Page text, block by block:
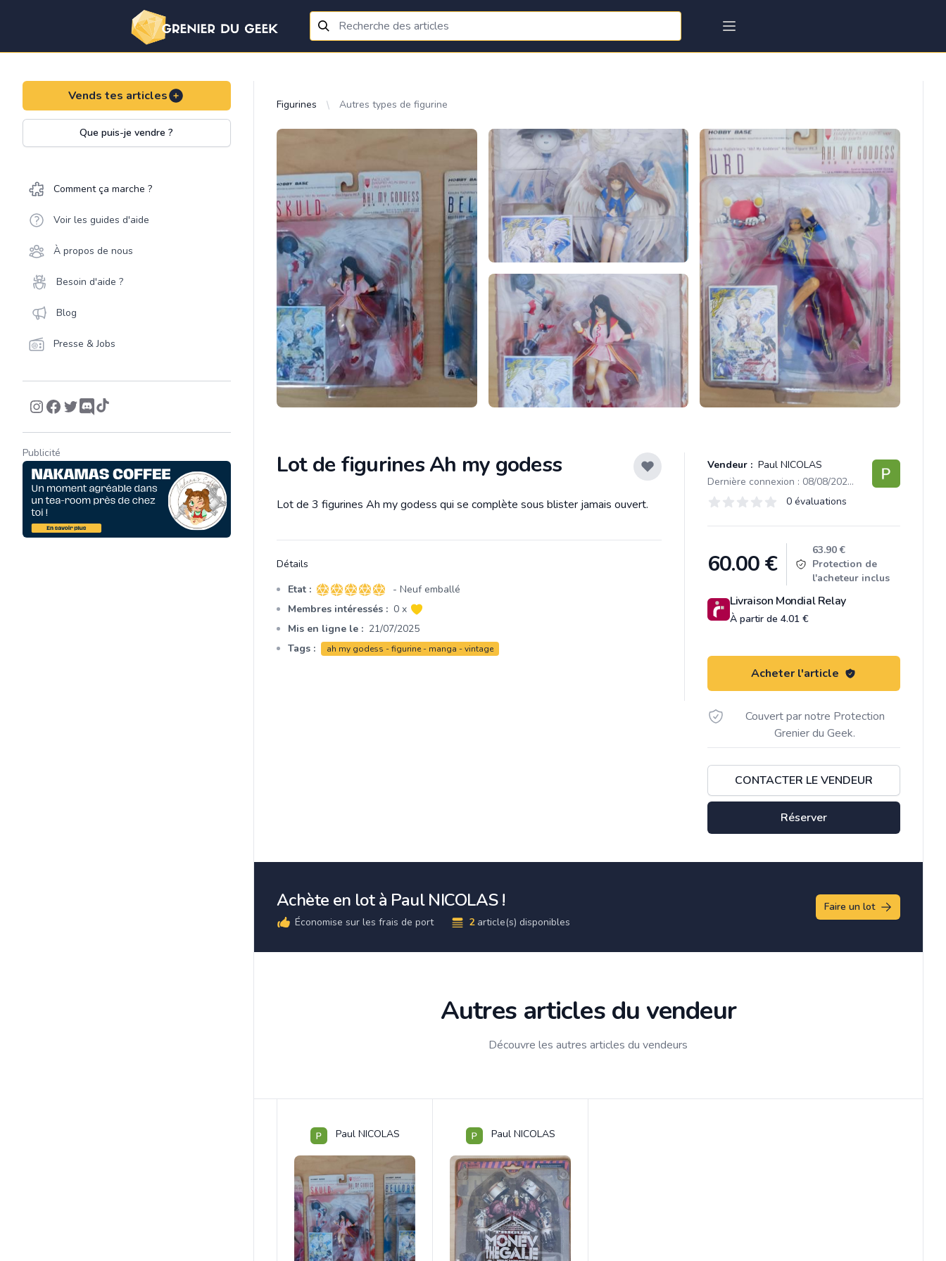
Vends tes articles
Que puis-je vendre ?
Comment ça marche ?
Voir les guides d'aide
À propos de nous
Besoin d'aide ?
Blog
Presse & Jobs
Publicité
Figurines Autres types de figurine
Lot de figurines Ah my godess Vendeur : Paul NICOLAS
Dernière connexion : 08/08/2025 19:17
Évaluations
0 sur 5 étoiles 0 évaluations
60.00€
63.90 €
Protection de
l'acheteur inclus
Livraison Mondial Relay
À partir de 4.01 €
Acheter l'article
Couvert par notre Protection
Grenier du Geek.
CONTACTER LE VENDEUR
Réserver
Description
Lot de 3 figurines Ah my godess qui se complète sous blister jamais ouvert.
Détails
Etat : 5 sur 5 étoiles
- Neuf emballé
Membres intéressés : 0 x
Mis en ligne le : 21/07/2025
Tags :
ah my godess - figurine - manga - vintage
Achète en lot à Paul NICOLAS !
Économise sur les frais de port 2 article(s) disponibles
Faire un lot
Autres articles du vendeur
Découvre les autres articles du vendeurs
Paul NICOLAS Paul NICOLAS